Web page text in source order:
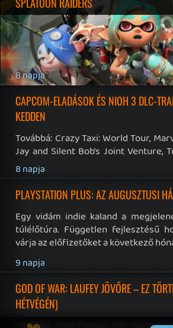
Hírek | Cikkek | Podcastok | Blogok
Gaming Fórum | Offtopic Fórum
RSS | Blog RSS | Podcast RSS |
Instagram | Youtube | Facebook |
Twitter | Patreon